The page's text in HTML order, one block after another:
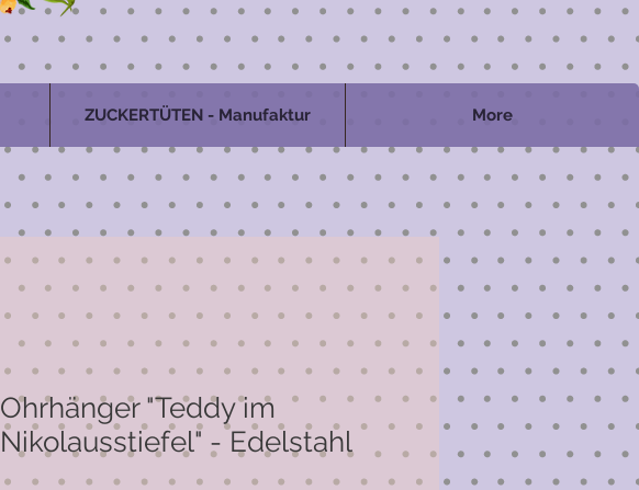
ZUCKERTÜTEN - Manufaktur More
Ohrhänger "Teddy im
Nikolausstiefel" - Edelstahl